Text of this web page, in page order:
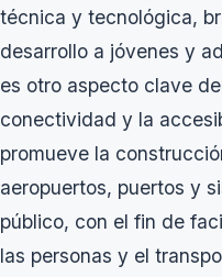
técnica y tecnológica,
desarrollo a jóvenes y
es otro aspecto clave
conectividad y la
promueve la
aeropuertos, puertos y
público, con el fin de
las personas y el